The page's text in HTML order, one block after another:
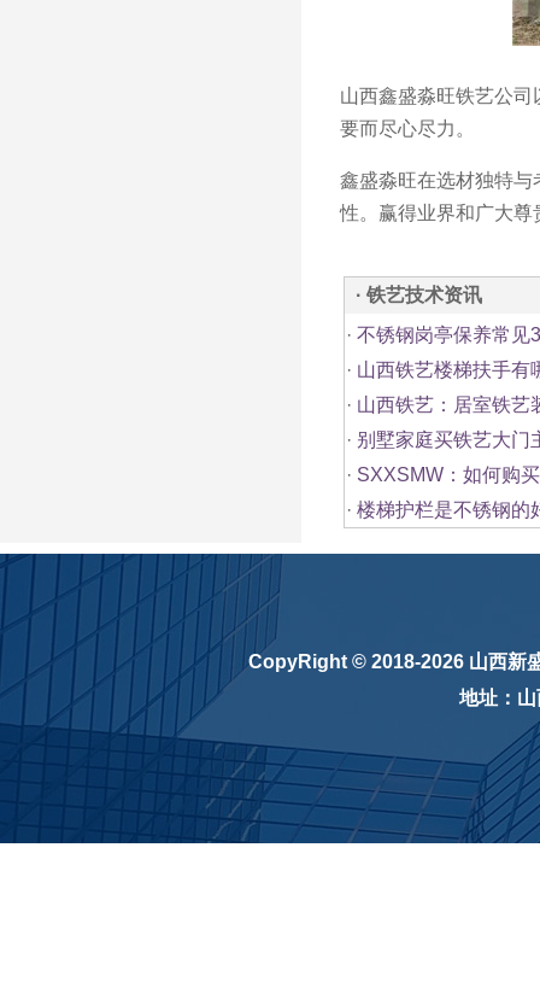
山西鑫盛淼旺铁艺公
要而尽心尽力。
鑫盛淼旺在选材独特
性。赢得业界和广大尊
· 铁艺技术资讯
· 不锈钢岗亭保养常见
· 山西铁艺楼梯扶手有
· 山西铁艺：居室铁艺
· 别墅家庭买铁艺大门
· SXXSMW：如何购
· 楼梯护栏是不锈钢的
CopyRight © 2018-2026 山西新
地址：